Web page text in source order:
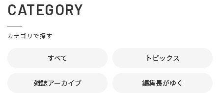
CATEGORY
カテゴリで探す
すべて トピックス
雑誌アーカイブ 編集長がゆく